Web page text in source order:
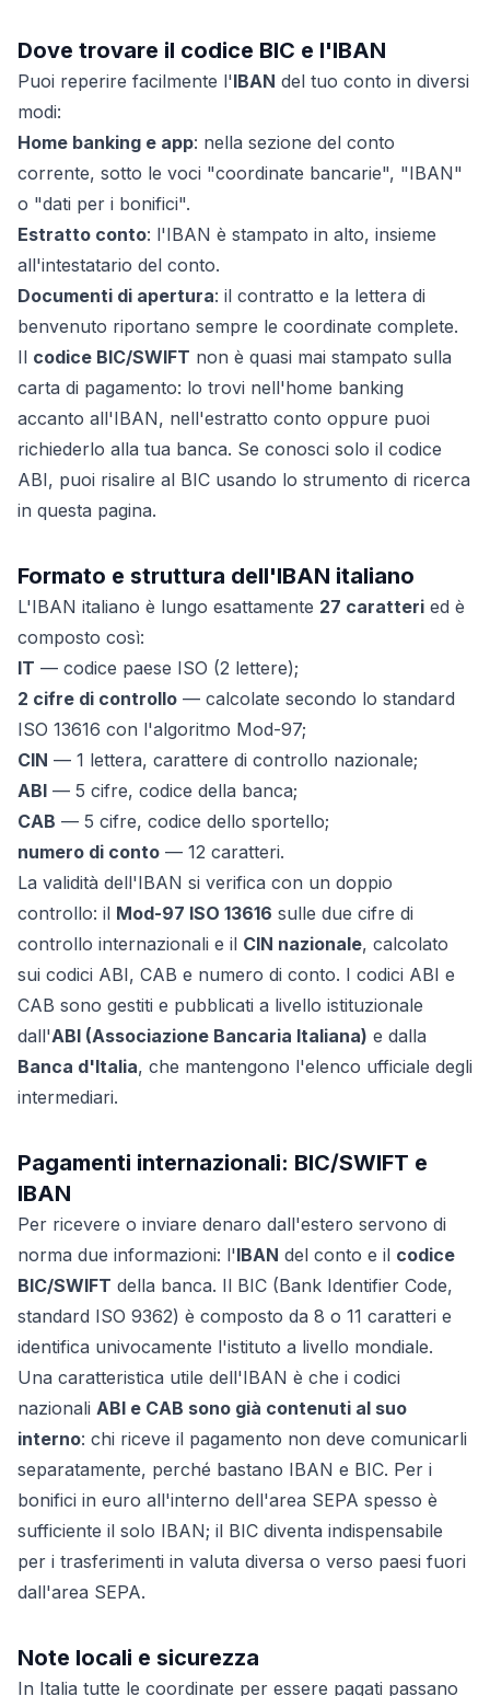
Dove trovare il codice BIC e l'IBAN
Puoi reperire facilmente l'IBAN del tuo conto in diversi
modi:
Home banking e app: nella sezione del conto
corrente, sotto le voci "coordinate bancarie", "IBAN"
o "dati per i bonifici".
Estratto conto: l'IBAN è stampato in alto, insieme
all'intestatario del conto.
Documenti di apertura: il contratto e la lettera di
benvenuto riportano sempre le coordinate complete.
Il codice BIC/SWIFT non è quasi mai stampato sulla
carta di pagamento: lo trovi nell'home banking
accanto all'IBAN, nell'estratto conto oppure puoi
richiederlo alla tua banca. Se conosci solo il codice
ABI, puoi risalire al BIC usando lo strumento di ricerca
in questa pagina.
Formato e struttura dell'IBAN italiano
L'IBAN italiano è lungo esattamente 27 caratteri ed è
composto così:
IT — codice paese ISO (2 lettere);
2 cifre di controllo — calcolate secondo lo standard
ISO 13616 con l'algoritmo Mod-97;
CIN — 1 lettera, carattere di controllo nazionale;
ABI — 5 cifre, codice della banca;
CAB — 5 cifre, codice dello sportello;
numero di conto — 12 caratteri.
La validità dell'IBAN si verifica con un doppio
controllo: il Mod-97 ISO 13616 sulle due cifre di
controllo internazionali e il CIN nazionale, calcolato
sui codici ABI, CAB e numero di conto. I codici ABI e
CAB sono gestiti e pubblicati a livello istituzionale
dall'ABI (Associazione Bancaria Italiana) e dalla
Banca d'Italia, che mantengono l'elenco ufficiale degli
intermediari.
Pagamenti internazionali: BIC/SWIFT e
IBAN
Per ricevere o inviare denaro dall'estero servono di
norma due informazioni: l'IBAN del conto e il codice
BIC/SWIFT della banca. Il BIC (Bank Identifier Code,
standard ISO 9362) è composto da 8 o 11 caratteri e
identifica univocamente l'istituto a livello mondiale.
Una caratteristica utile dell'IBAN è che i codici
nazionali ABI e CAB sono già contenuti al suo
interno: chi riceve il pagamento non deve comunicarli
separatamente, perché bastano IBAN e BIC. Per i
bonifici in euro all'interno dell'area SEPA spesso è
sufficiente il solo IBAN; il BIC diventa indispensabile
per i trasferimenti in valuta diversa o verso paesi fuori
dall'area SEPA.
Note locali e sicurezza
In Italia tutte le coordinate per essere pagati passano